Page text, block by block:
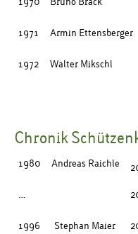
1970 Bruno Brack
1971 Armin Ettensberger
1972 Walter Mikschl
Chronik
1980 Andreas Raichle
…
1996 Stephan Maier